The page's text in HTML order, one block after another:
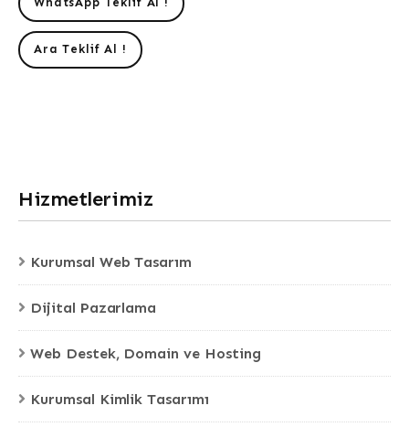
Ara Teklif Al !
Hizmetlerimiz
Kurumsal Web Tasarım
Dijital Pazarlama
Web Destek, Domain ve Hosting
Kurumsal Kimlik Tasarımı